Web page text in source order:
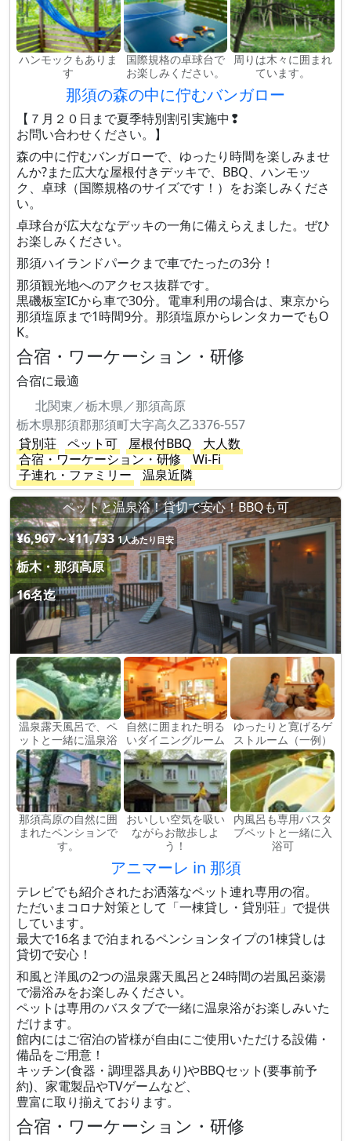
ハンモックもありま
す
国際規格の卓球台で
お楽しみください。
周りは木々に囲まれ
ています。
那須の森の中に佇むバンガロー
【７月２０日まで夏季特別割引実施中❢
お問い合わせください。】
森の中に佇むバンガローで、ゆったり時間を楽しみませ
んか?また広大な屋根付きデッキで、BBQ、ハンモッ
ク、卓球（国際規格のサイズです！）をお楽しみくださ
い。
卓球台が広大ななデッキの一角に備えらえました。ぜひ
お楽しみください。
那須ハイランドパークまで車でたったの3分！
那須観光地へのアクセス抜群です。
黒磯板室ICから車で30分。電車利用の場合は、東京から
那須塩原まで1時間9分。那須塩原からレンタカーでもO
K。
合宿・ワーケーション・研修
合宿に最適
北関東／栃木県／那須高原
栃木県那須郡那須町大字高久乙3376-557
貸別荘
ペット可 屋根付BBQ
大人数
合宿・ワーケーション・研修
Wi-Fi
子連れ・ファミリー
温泉近隣
ペットと温泉浴！貸切で安心！BBQも可
¥6,967～¥11,733 1人あたり目安
栃木・那須高原
16名迄
温泉露天風呂で、ペ
ットと一緒に温泉浴
自然に囲まれた明る
いダイニングルーム
ゆったりと寛げるゲ
ストルーム（一例）
那須高原の自然に囲
まれたペンションで
す。
おいしい空気を吸い
ながらお散歩しよ
う！
内風呂も専用バスタ
ブペットと一緒に入
浴可
アニマーレ in 那須
テレビでも紹介されたお洒落なペット連れ専用の宿。
ただいまコロナ対策として「一棟貸し・貸別荘」で提供
しています。
最大で16名まで泊まれるペンションタイプの1棟貸しは
貸切で安心！
和風と洋風の2つの温泉露天風呂と24時間の岩風呂薬湯
で湯浴みをお楽しみください。
ペットは専用のバスタブで一緒に温泉浴がお楽しみいた
だけます。
館内にはご宿泊の皆様が自由にご使用いただける設備・
備品をご用意！
キッチン(食器・調理器具あり)やBBQセット(要事前予
約)、家電製品やTVゲームなど、
豊富に取り揃えております。
合宿・ワーケーション・研修